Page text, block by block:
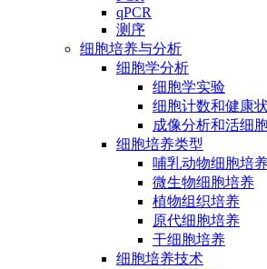
qPCR
测序
细胞培养与分析
细胞学分析
细胞学实验
细胞计数和健康
成像分析和活细
细胞培养类型
哺乳动物细胞培
微生物细胞培养
植物组织培养
原代细胞培养
干细胞培养
细胞培养技术